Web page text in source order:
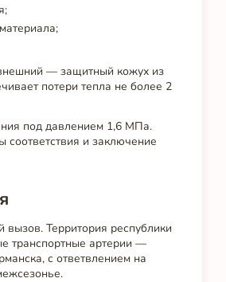
— защитный кожух из
потери тепла не более 2
под давлением 1,6 МПа.
соответствия и заключение
Территория республики
транспортные артерии —
с ответвлением на